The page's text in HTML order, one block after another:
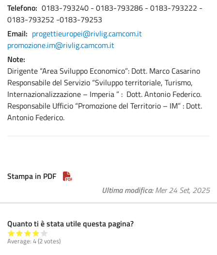
Telefono 0183-793240 - 0183-793286 - 0183-793222 -
0183-793252 -0183-79253
Email
progettieuropei@rivlig.camcom.it
promozione.im@rivlig.camcom.it
Note
Dirigente “Area Sviluppo Economico”: Dott. Marco Casarino
Responsabile del Servizio “Sviluppo territoriale, Turismo,
Internazionalizzazione – Imperia ” : Dott. Antonio Federico.
Responsabile Ufficio “Promozione del Territorio – IM” : Dott.
Antonio Federico.
Stampa in PDF
Ultima modifica Mer 24 Set, 2025
Quanto ti è stata utile questa pagina?
Average: 4(2 votes)